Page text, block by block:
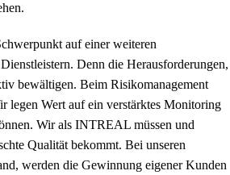
auf einer weiteren
Denn die Herausforderungen,
bewältigen. Beim Risikomanagement
legen Wert auf ein verstärktes Monitoring
Wir als INTREAL müssen und
Qualität bekommt. Bei unseren
werden die Gewinnung eigener Kunden